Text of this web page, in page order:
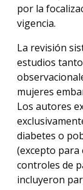
por la
vigencia.
La revisión
estudios
mujeres
Los autores
diabetes o
(excepto para
controles de
incluyeron